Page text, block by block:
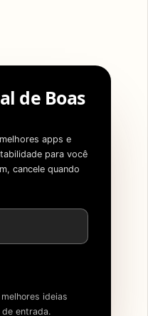
de Boas
apps e
para você
cancele quando
ideias
entrada.